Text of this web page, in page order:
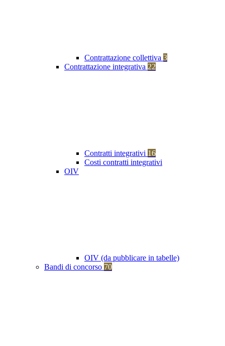
Contrattazione collettiva 3
Contrattazione integrativa 22
Contratti integrativi 16
Costi contratti integrativi
OIV
OIV (da pubblicare in tabelle)
Bandi di concorso 70